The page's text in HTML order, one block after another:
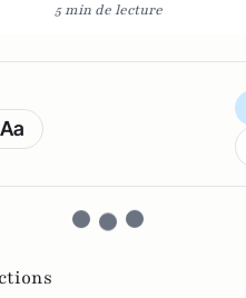
5 min de lecture
Aa